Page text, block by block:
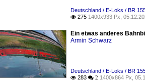
Deutschland / E-Loks / BR
 275 1400x933 Px,
Ein etwas anderes
Armin Schwarz
Deutschland / E-Loks / BR
 283  2 1400x864 Px,